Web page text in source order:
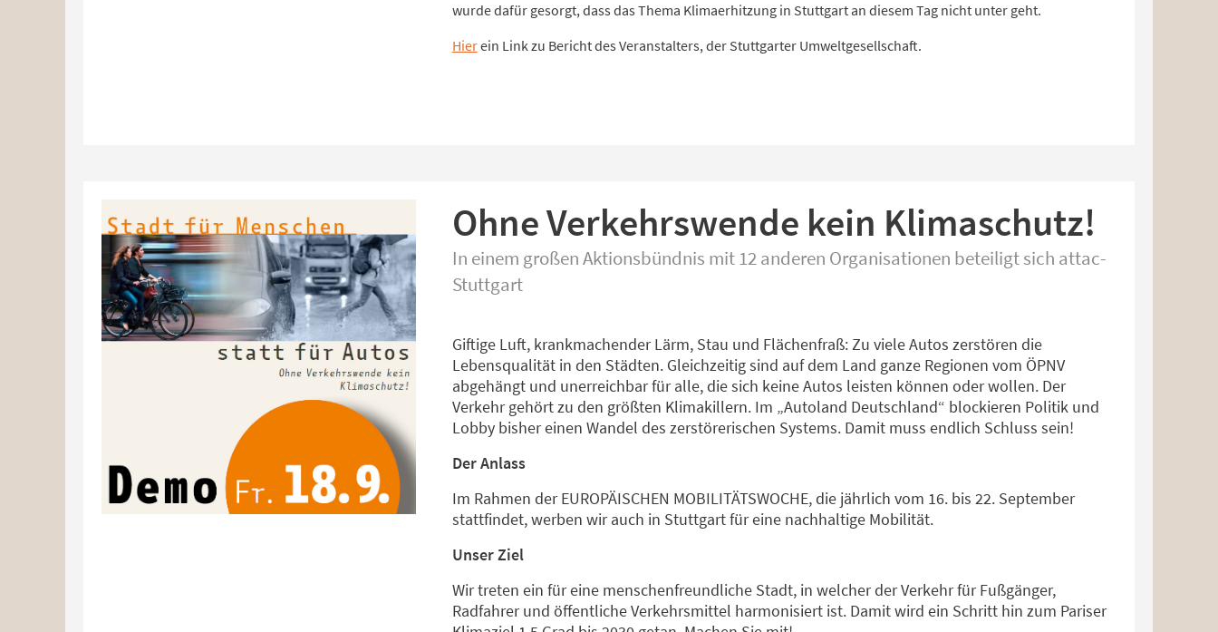
wurde dafür gesorgt, dass das Thema Klimaerhitzung in Stuttgart an diesem Tag nicht unter geht.
Hierein Link zu Bericht des Veranstalters, der Stuttgarter Umweltgesellschaft.
Ohne Verkehrswende kein Klimaschutz!
In einem großen Aktionsbündnis mit 12 anderen Organisationen beteiligt sich attac-
Stuttgart
Giftige Luft, krankmachender Lärm, Stau und Flächenfraß: Zu viele Autos zerstören die
Lebensqualität in den Städten. Gleichzeitig sind auf dem Land ganze Regionen vom ÖPNV
abgehängt und unerreichbar für alle, die sich keine Autos leisten können oder wollen. Der
Verkehr gehört zu den größten Klimakillern. Im „Autoland Deutschland“ blockieren Politik und
Lobby bisher einen Wandel des zerstörerischen Systems. Damit muss endlich Schluss sein!
Der Anlass
Im Rahmen der EUROPÄISCHEN MOBILITÄTSWOCHE, die jährlich vom 16. bis 22. September
stattfindet, werben wir auch in Stuttgart für eine nachhaltige Mobilität.
Unser Ziel
Wir treten ein für eine menschenfreundliche Stadt, in welcher der Verkehr für Fußgänger,
Radfahrer und öffentliche Verkehrsmittel harmonisiert ist. Damit wird ein Schritt hin zum Pariser